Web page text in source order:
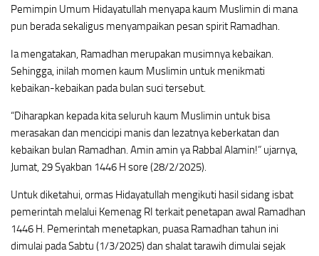
Pemimpin Umum Hidayatullah menyapa kaum Muslimin di mana
pun berada sekaligus menyampaikan pesan spirit Ramadhan.
Ia mengatakan, Ramadhan merupakan musimnya kebaikan.
Sehingga, inilah momen kaum Muslimin untuk menikmati
kebaikan-kebaikan pada bulan suci tersebut.
“Diharapkan kepada kita seluruh kaum Muslimin untuk bisa
merasakan dan mencicipi manis dan lezatnya keberkatan dan
kebaikan bulan Ramadhan. Amin amin ya Rabbal Alamin!” ujarnya,
Jumat, 29 Syakban 1446 H sore (28/2/2025).
Untuk diketahui, ormas Hidayatullah mengikuti hasil sidang isbat
pemerintah melalui Kemenag RI terkait penetapan awal Ramadhan
1446 H. Pemerintah menetapkan, puasa Ramadhan tahun ini
dimulai pada Sabtu (1/3/2025) dan shalat tarawih dimulai sejak